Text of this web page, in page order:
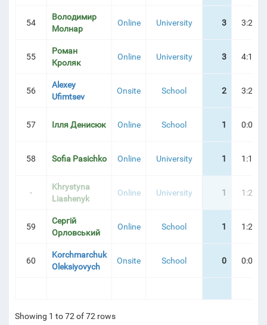
54
Володимир
Молнар
Online University 3
55
Роман
Кроляк
Online University 3
56
Alexey
Ufimtsev
Onsite School 2
57 Ілля Денисюк Online School 1
58 Sofia Pasichko Online University 1
-
Khrystyna
Liashenyk
Online University 1
59
Сергій
Орловський
Online School 1
60
Korchmarchuk
Oleksiyovych
Onsite School 0
Showing 1 to 72 of 72 rows